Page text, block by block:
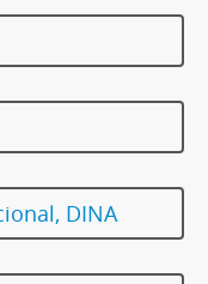
DINA